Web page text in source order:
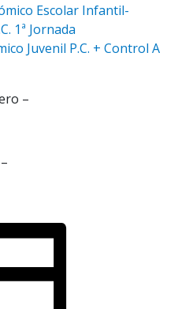
Escolar Infantil-
1ª Jornada
Juvenil P.C. + Control A
–